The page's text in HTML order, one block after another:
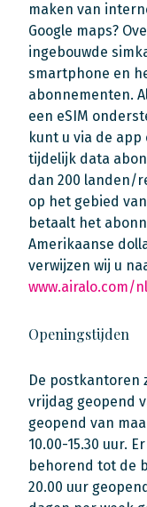
maken van
Google maps?
ingebouwde
smartphone en
abonnementen.
een eSIM
kunt u via de app
tijdelijk data
dan 200 landen/
op het gebied
betaalt het
Amerikaanse
verwijzen wij u
www.airalo.com/
Openingstijden
De postkantoren
vrijdag geopend
geopend van
10.00-15.30 uur.
behorend tot de
20.00 uur